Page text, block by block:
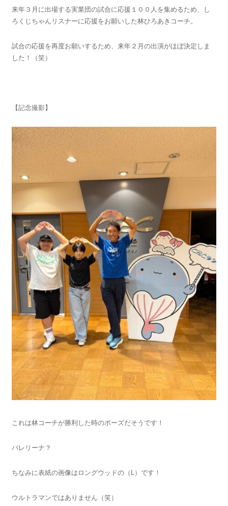
来年３月に出場する実業団の試合に応援１００人を集めるため、し
ろくじちゃんリスナーに応援をお願いした林ひろあきコーチ。
試合の応援を再度お願いするため、来年２月の出演がほぼ決定しま
した！（笑）
【記念撮影】
これは林コーチが勝利した時のポーズだそうです！
バレリーナ？
ちなみに表紙の画像はロングウッドの（L）です！
ウルトラマンではありません（笑）